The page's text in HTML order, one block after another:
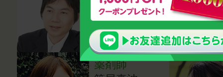
ラー・講師
鈴木雅幸
薬剤師